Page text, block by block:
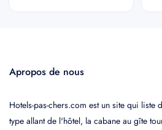
Apropos de nous
Hotels-pas-chers.com est un site qui liste
type allant de l'hôtel, la cabane au gîte